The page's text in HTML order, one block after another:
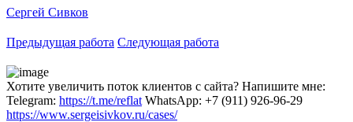
Сергей Сивков
Предыдущая работа Следующая работа
Хотите увеличить поток клиентов с сайта? Напишите мне:
Telegram: https://t.me/reflat WhatsApp: +7 (911) 926-96-29
https://www.sergeisivkov.ru/cases/